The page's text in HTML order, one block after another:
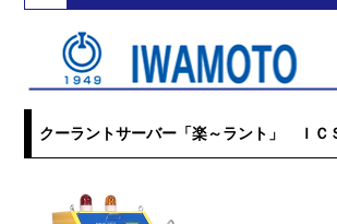
クーラントサーバー「楽～ラント」 ＩＣ